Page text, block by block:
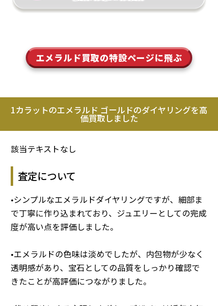
エメラルド買取の特設ページに飛ぶ
1カラットのエメラルド ゴールドのダイヤリングを高
価買取しました
該当テキストなし
査定について
•シンプルなエメラルドダイヤリングですが、細部ま
で丁寧に作り込まれており、ジュエリーとしての完成
度が高い点を評価しました。
•エメラルドの色味は淡めでしたが、内包物が少なく
透明感があり、宝石としての品質をしっかり確認で
きたことが高評価につながりました。